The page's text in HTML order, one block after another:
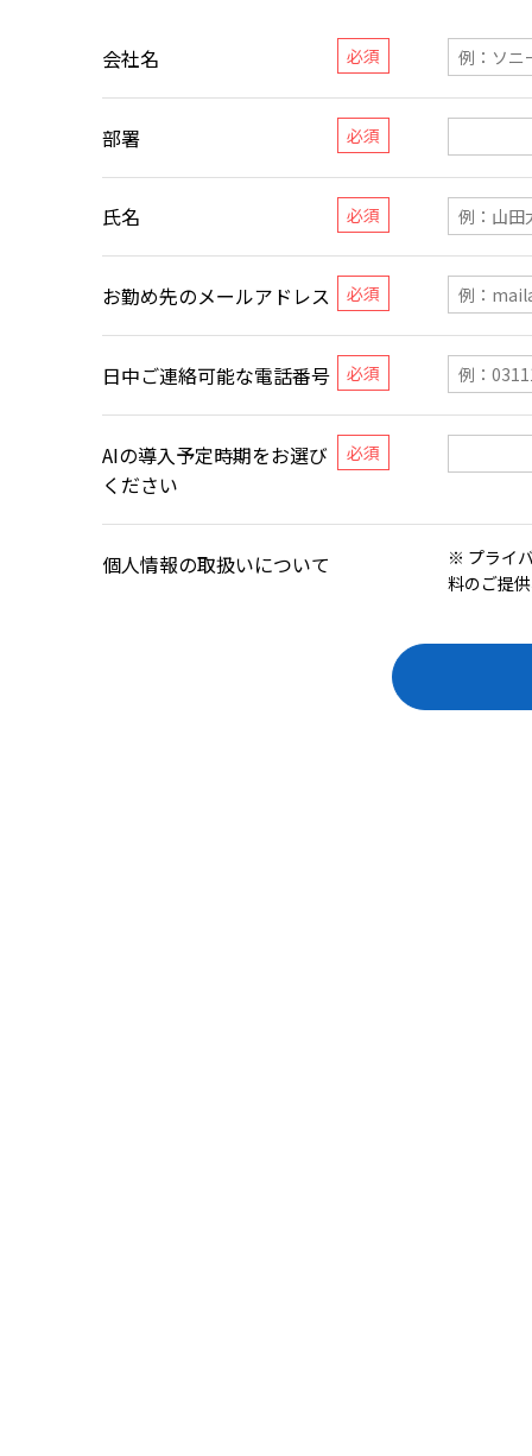
会社名
部署
氏名
お勤め先のメールアドレス
日中ご連絡可能な電話番号
AIの導入予定時期をお選び
ください
個人情報の取扱いについて
※ プライ
料のご提